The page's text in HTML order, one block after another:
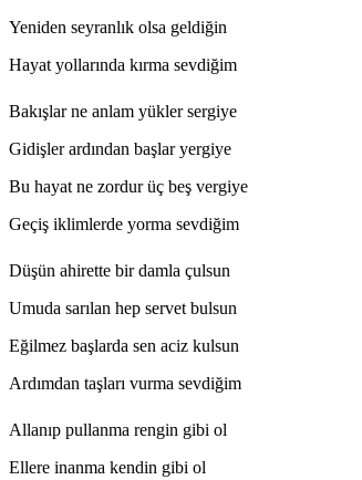
Yeniden seyranlık olsa geldiğin
Hayat yollarında kırma sevdiğim
Bakışlar ne anlam yükler sergiye
Gidişler ardından başlar yergiye
Bu hayat ne zordur üç beş vergiye
Geçiş iklimlerde yorma sevdiğim
Düşün ahirette bir damla çulsun
Umuda sarılan hep servet bulsun
Eğilmez başlarda sen aciz kulsun
Ardımdan taşları vurma sevdiğim
Allanıp pullanma rengin gibi ol
Ellere inanma kendin gibi ol